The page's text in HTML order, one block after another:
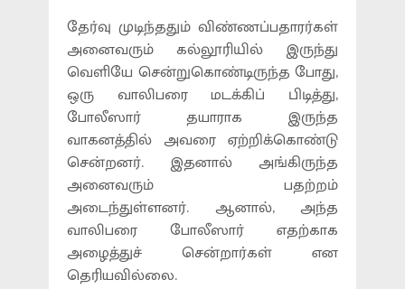
தேர்வு முடிந்ததும் விண்ணப்பதாரர்கள்
அனைவரும் கல்லூரியில் இருந்து
வெளியே சென்றுகொண்டிருந்த போது,
ஒரு வாலிபரை மடக்கிப் பிடித்து,
போலீஸார் தயாராக இருந்த
வாகனத்தில் அவரை ஏற்றிக்கொண்டு
சென்றனர். இதனால் அங்கிருந்த
அனைவரும் பதற்றம்
அடைந்துள்ளனர். ஆனால், அந்த
வாலிபரை போலீஸார் எதற்காக
அழைத்துச் சென்றார்கள் என
தெரியவில்லை.